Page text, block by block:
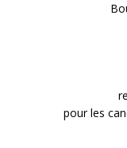
pour les